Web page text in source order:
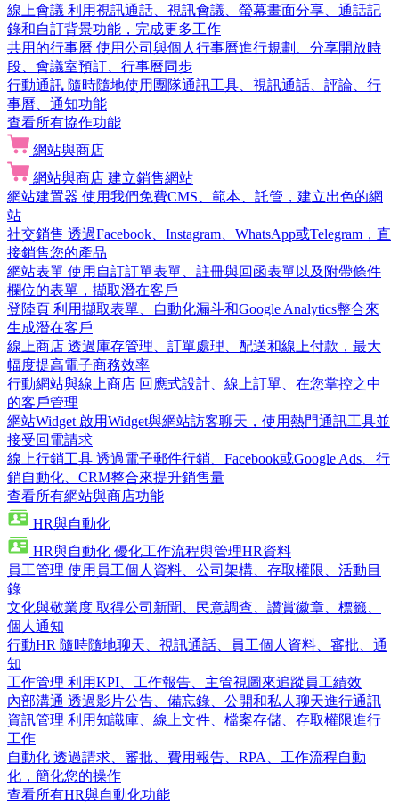
線上會議 利用視訊通話、視訊會議、螢幕畫面分享、通話記
錄和自訂背景功能，完成更多工作
共用的行事曆 使用公司與個人行事曆進行規劃、分享開放時
段、會議室預訂、行事曆同步
行動通訊 隨時隨地使用團隊通訊工具、視訊通話、評論、行
事曆、通知功能
查看所有協作功能
網站與商店
網站與商店 建立銷售網站
網站建置器 使用我們免費CMS、範本、託管，建立出色的網
站
社交銷售 透過Facebook、Instagram、WhatsApp或Telegram，直
接銷售您的產品
網站表單 使用自訂訂單表單、註冊與回函表單以及附帶條件
欄位的表單，擷取潛在客戶
登陸頁 利用擷取表單、自動化漏斗和Google Analytics整合來
生成潛在客戶
線上商店 透過庫存管理、訂單處理、配送和線上付款，最大
幅度提高電子商務效率
行動網站與線上商店 回應式設計、線上訂單、在您掌控之中
的客戶管理
網站Widget 啟用Widget與網站訪客聊天，使用熱門通訊工具並
接受回電請求
線上行銷工具 透過電子郵件行銷、Facebook或Google Ads、行
銷自動化、CRM整合來提升銷售量
查看所有網站與商店功能
HR與自動化
HR與自動化 優化工作流程與管理HR資料
員工管理 使用員工個人資料、公司架構、存取權限、活動目
錄
文化與敬業度 取得公司新聞、民意調查、讚賞徽章、標籤、
個人通知
行動HR 隨時隨地聊天、視訊通話、員工個人資料、審批、通
知
工作管理 利用KPI、工作報告、主管視圖來追蹤員工績效
內部溝通 透過影片公告、備忘錄、公開和私人聊天進行通訊
資訊管理 利用知識庫、線上文件、檔案存儲、存取權限進行
工作
自動化 透過請求、審批、費用報告、RPA、工作流程自動
化，簡化您的操作
查看所有HR與自動化功能